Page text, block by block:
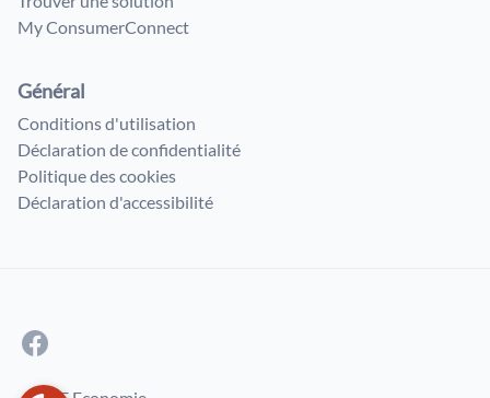
My ConsumerConnect
Général
Conditions d'utilisation
Déclaration de confidentialité
Politique des cookies
Déclaration d'accessibilité